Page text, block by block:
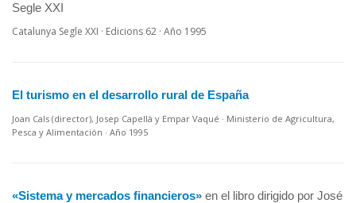
Segle XXI
Catalunya Segle XXI · Edicions 62 · Año 1995
El turismo en el desarrollo rural de España
Joan Cals (director), Josep Capellà y Empar Vaqué · Ministerio de Agricultura,
Pesca y Alimentación · Año 1995
«Sistema y mercados financieros» en el libro dirigido por José